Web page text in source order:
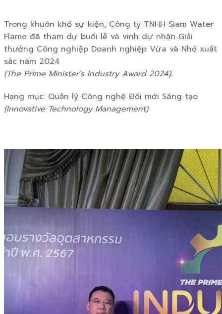
Trong khuôn khổ sự kiện, Công ty TNHH Siam Water
Flame đã tham dự buổi lễ và vinh dự nhận Giải
thưởng Công nghiệp Doanh nghiệp Vừa và Nhỏ xuất
sắc năm 2024
(The Prime Minister’s Industry Award 2024).
Hạng mục: Quản lý Công nghệ Đổi mới Sáng tạo
(Innovative Technology Management)